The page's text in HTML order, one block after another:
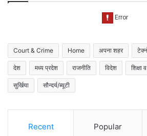
Court & Crime Home अपना शहर
देश मध्य प्रदेश राजनीति विदेश शिक्षा
सुर्खिया सौन्दर्य/ब्यूटी
Recent Popular